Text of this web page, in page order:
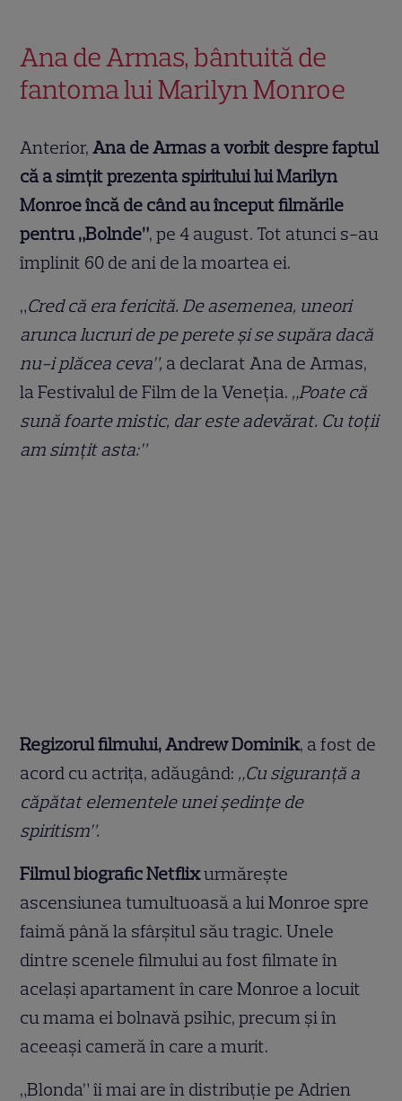
Ana de Armas, bântuită de
fantoma lui Marilyn Monroe
Anterior,Ana de Armas a vorbit despre faptul
că a simțit prezenta spiritului lui Marilyn
Monroe încă de când au început filmările
pentru „Bolnde”, pe 4 august. Tot atunci s-au
împlinit 60 de ani de la moartea ei.
„Cred că era fericită. De asemenea, uneori
arunca lucruri de pe perete și se supăra dacă
nu-i plăcea ceva”, a declarat Ana de Armas,
la Festivalul de Film de la Veneția. „Poate că
sună foarte mistic, dar este adevărat. Cu toții
am simțit asta:”
Regizorul filmului, Andrew Dominik, a fost de
acord cu actrița, adăugând: „Cu siguranță a
căpătat elementele unei ședințe de
spiritism”.
Filmul biografic Netflixurmărește
ascensiunea tumultuoasă a lui Monroe spre
faimă până la sfârșitul său tragic. Unele
dintre scenele filmului au fost filmate în
același apartament în care Monroe a locuit
cu mama ei bolnavă psihic, precum și în
aceeași cameră în care a murit.
„Blonda” îi mai are în distribuție pe Adrien